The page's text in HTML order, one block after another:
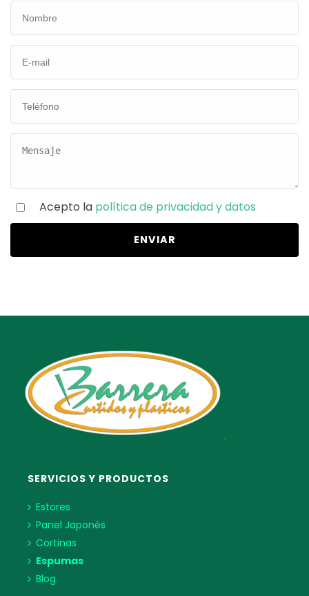
Acepto la política de privacidad y datos
SERVICIOS Y PRODUCTOS
Estores
Panel Japonés
Cortinas
Espumas
Blog